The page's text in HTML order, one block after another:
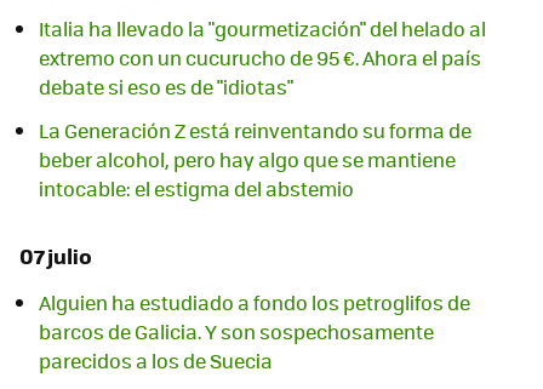
Italia ha llevado la "gourmetización" del helado al
extremo con un cucurucho de 95 €. Ahora el país
debate si eso es de "idiotas"
La Generación Z está reinventando su forma de
beber alcohol, pero hay algo que se mantiene
intocable: el estigma del abstemio
07 julio
Alguien ha estudiado a fondo los petroglifos de
barcos de Galicia. Y son sospechosamente
parecidos a los de Suecia